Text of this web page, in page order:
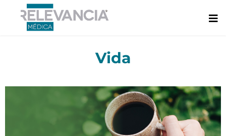
contenido
Vida